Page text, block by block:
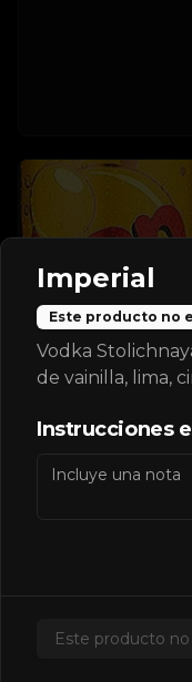
Imperial
Este producto no
Vodka
de vainilla, lima,
Instrucciones
Este producto